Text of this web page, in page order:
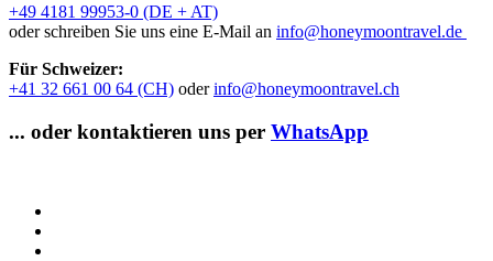
+49 4181 99953-0 (DE + AT)
oder schreiben Sie uns eine E-Mail an info@honeymoontravel.de
Für Schweizer:
+41 32 661 00 64 (CH) oderinfo@honeymoontravel.ch
... oder kontaktieren uns per WhatsApp